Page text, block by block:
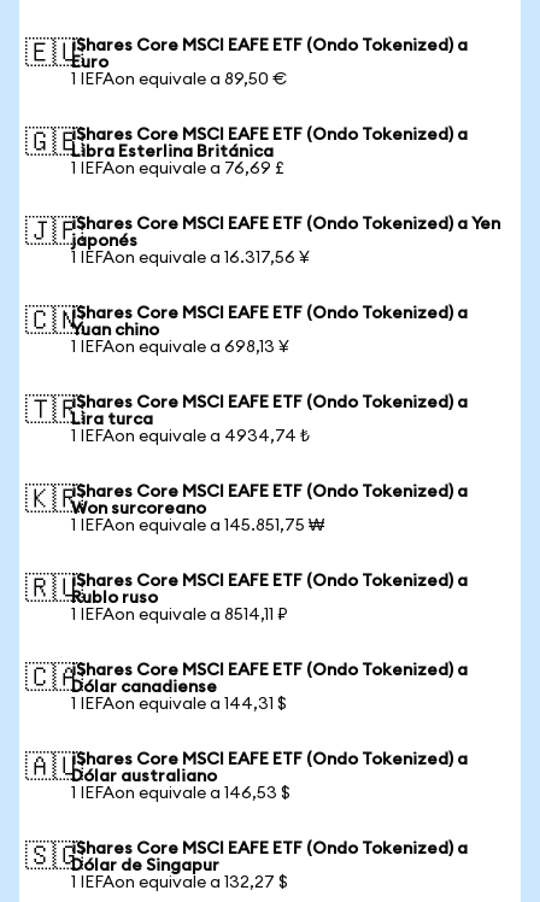
🇪🇺iShares Core MSCI EAFE ETF (Ondo Tokenized) a
Euro
1 IEFAon equivale a 89,50 €
🇬🇧iShares Core MSCI EAFE ETF (Ondo Tokenized) a
Libra Esterlina Británica
1 IEFAon equivale a 76,69 £
🇯🇵iShares Core MSCI EAFE ETF (Ondo Tokenized) a Yen
japonés
1 IEFAon equivale a 16.317,56 ¥
🇨🇳iShares Core MSCI EAFE ETF (Ondo Tokenized) a
Yuan chino
1 IEFAon equivale a 698,13 ¥
🇹🇷iShares Core MSCI EAFE ETF (Ondo Tokenized) a
Lira turca
1 IEFAon equivale a 4934,74 ₺
🇰🇷iShares Core MSCI EAFE ETF (Ondo Tokenized) a
Won surcoreano
1 IEFAon equivale a 145.851,75 ₩
🇷🇺iShares Core MSCI EAFE ETF (Ondo Tokenized) a
Rublo ruso
1 IEFAon equivale a 8514,11 ₽
🇨🇦iShares Core MSCI EAFE ETF (Ondo Tokenized) a
Dólar canadiense
1 IEFAon equivale a 144,31 $
🇦🇺iShares Core MSCI EAFE ETF (Ondo Tokenized) a
Dólar australiano
1 IEFAon equivale a 146,53 $
🇸🇬iShares Core MSCI EAFE ETF (Ondo Tokenized) a
Dólar de Singapur
1 IEFAon equivale a 132,27 $